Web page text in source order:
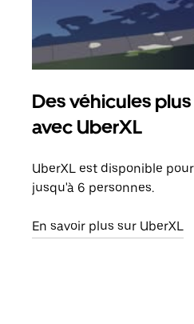
Des véhicules
avec UberXL
UberXL est disponible
jusqu'à 6 personnes.
En savoir plus sur UberXL